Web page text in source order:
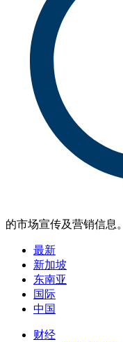
的市场宣传及营销信息。
最新
新加坡
东南亚
国际
中国
财经